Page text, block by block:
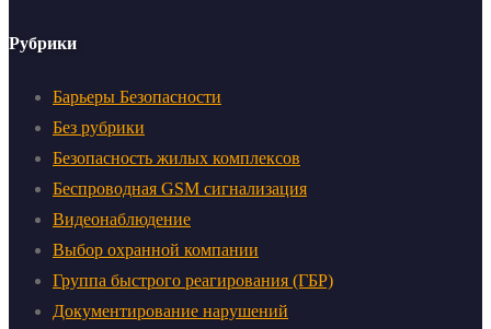
Рубрики
Барьеры Безопасности
Без рубрики
Безопасность жилых комплексов
Беспроводная GSM сигнализация
Видеонаблюдение
Выбор охранной компании
Группа быстрого реагирования (ГБР)
Документирование нарушений